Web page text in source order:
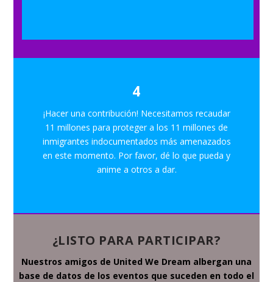
4
¡Hacer una contribución! Necesitamos recaudar
11 millones para proteger a los 11 millones de
inmigrantes indocumentados más amenazados
en este momento. Por favor, dé lo que pueda y
anime a otros a dar.
¿LISTO PARA PARTICIPAR?
Nuestros amigos de United We Dream albergan una
base de datos de los eventos que suceden en todo el